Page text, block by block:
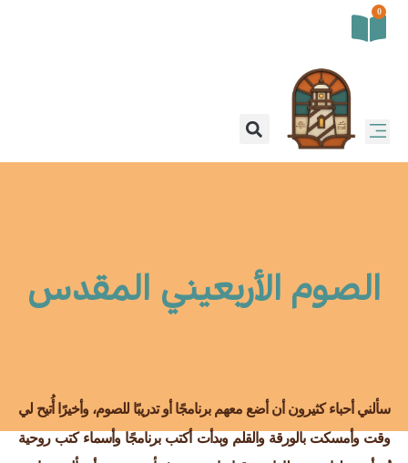
0
الصوم الأربعيني المقدس
سألني أحباء كثيرون أن أضع معهم برنامجًا أو تدريبًا للصوم، وأخيرًا أُتيح لي
وقت وأمسكت بالورقة والقلم وبدأت أكتب برنامجًا وأسماء كتب روحية